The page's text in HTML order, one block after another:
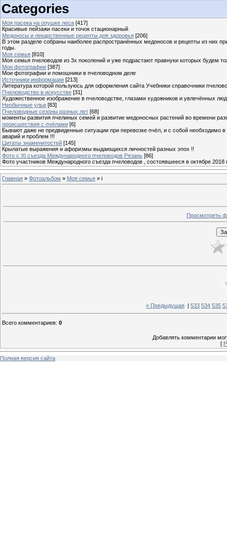
Categories
Моя пасека на опушке леса [417]
Красивые пейзажи пасеки и точок стационарный
Медоносы и лекарственные рецепты для здоровья [206]
В этом разделе собраны наиболее распространённых медоносов и рецепты из них
годы.
Моя семья [810]
Моя семья пчеловодов из 3х поколений и уже подрастают правнуки которых будем
Мои фотографии [387]
Мои фотографии и помошники в пчеловодном деле
Источники информации [213]
Литература которой пользуюсь для оформления сайта Учебники справочники
Пчеловодство в искусстве [31]
Художественное изображение в пчеловодстве, глазами художников и увлечённых
Необычные ульи [83]
Пчеловодные сезоны разных лет [68]
моменты развития пчелиных семей и развитие медоносных растений во времени
происшествия с пчёлами [6]
Бывают даже не предвиденные ситуации при перевозке пчёл, и с собой необходимо
аварий и проблем !!!
Цитаты знаменитостей [145]
Крылатые выражения и афоризмы выдающихся личностей разных эпох !!
Фото с XI съезда Международного пчеловодов Рязань [86]
Фото участников Международного съезда пчеловодов , состоявшееся в октябре 2018
Главная » Фотоальбом » Моя семья » i
Просмотреть
« Предыдущая 533 534 535
Всего комментариев: 0
Добавлять комментарии
[
Полная версия сайта